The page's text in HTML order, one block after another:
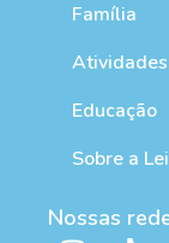
Família
Atividades
Educação
Sobre a
Nossas